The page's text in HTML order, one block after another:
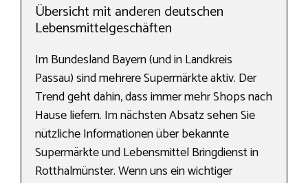
Übersicht mit anderen deutschen
Lebensmittelgeschäften
Im Bundesland Bayern (und in Landkreis
Passau) sind mehrere Supermärkte aktiv. Der
Trend geht dahin, dass immer mehr Shops nach
Hause liefern. Im nächsten Absatz sehen Sie
nützliche Informationen über bekannte
Supermärkte und Lebensmittel Bringdienst in
Rotthalmünster. Wenn uns ein wichtiger